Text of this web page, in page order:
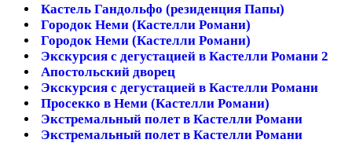
Кастель Гандольфо (резиденция Папы)
Городок Неми (Кастелли Романи)
Городок Неми (Кастелли Романи)
Экскурсия с дегустацией в Кастелли Романи 2
Апостольский дворец
Экскурсия с дегустацией в Кастелли Романи
Просекко в Неми (Кастелли Романи)
Экстремальный полет в Кастелли Романи
Экстремальный полет в Кастелли Романи